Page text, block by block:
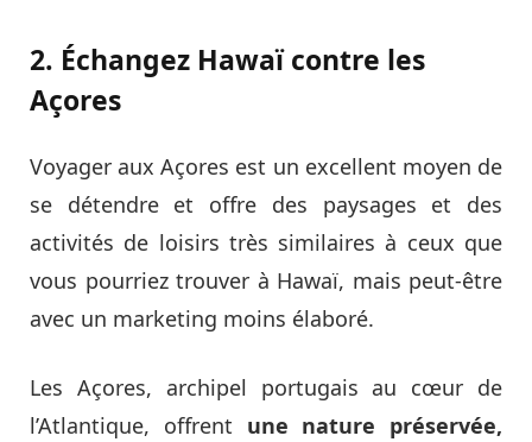
2. Échangez Hawaï contre les
Açores
Voyager aux Açores est un excellent moyen de
se détendre et offre des paysages et des
activités de loisirs très similaires à ceux que
vous pourriez trouver à Hawaï, mais peut-être
avec un marketing moins élaboré.
Les Açores, archipel portugais au cœur de
l’Atlantique, offrent une nature préservée,